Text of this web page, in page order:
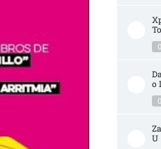
o
U